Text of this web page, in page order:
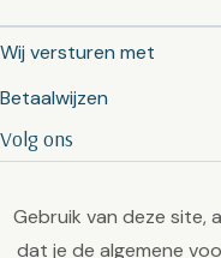
Wij versturen met
Betaalwijzen
Volg ons
Gebruik van deze site,
dat je de algemene